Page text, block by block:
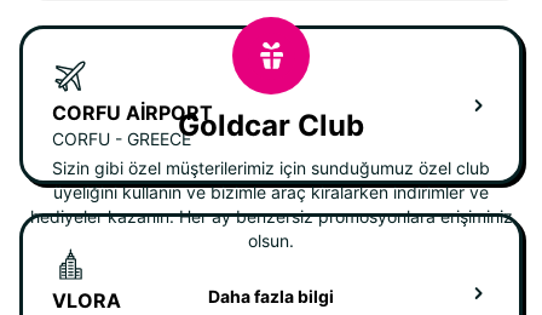
CORFU AIRPORT
CORFU - GREECE
VLORA
Goldcar Club
Sizin gibi özel müşterilerimiz için sunduğumuz özel club
üyeliğini kullanın ve bizimle araç kiralarken indirimler ve
hediyeler kazanın. Her ay benzersiz promosyonlara erişiminiz
olsun.
Daha fazla bilgi